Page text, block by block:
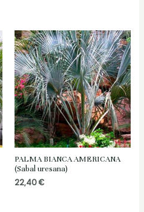
PALMA BIANCA AMERICANA
(Sabal uresana)
22,40€